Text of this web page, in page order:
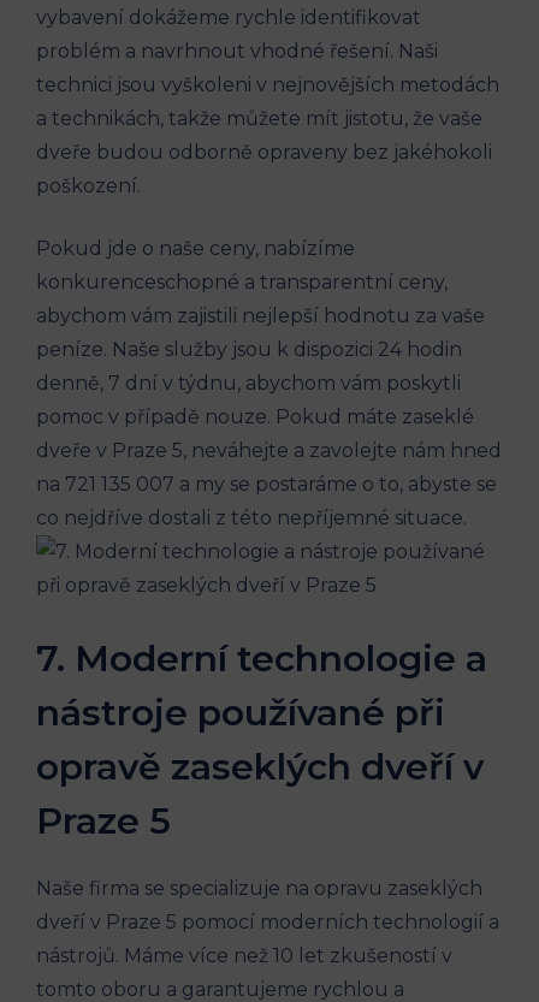
vybavení dokážeme rychle identifikovat
problém a navrhnout vhodné řešení. Naši
technici jsou vyškoleni v nejnovějších metodách
a technikách, takže můžete mít jistotu, že vaše
dveře budou odborně opraveny bez jakéhokoli
poškození.
Pokud jde o naše ceny, nabízíme
konkurenceschopné a transparentní ceny,
abychom vám zajistili nejlepší hodnotu za vaše
peníze. Naše služby jsou k dispozici 24 hodin
denně, 7 dní v týdnu, abychom vám poskytli
pomoc v případě nouze. Pokud máte zaseklé
dveře v Praze 5, neváhejte a zavolejte nám hned
na 721 135 007 a my se postaráme o to, abyste se
co nejdříve dostali z této nepříjemné situace.
7. Moderní technologie a
nástroje používané při
opravě zaseklých dveří v
Praze 5
Naše firma se specializuje na opravu zaseklých
dveří v Praze 5 pomocí moderních technologií a
nástrojů. Máme více než 10 let zkušeností v
tomto oboru a garantujeme rychlou a